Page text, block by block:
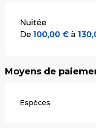
Tarifs 2026
Nuitée
De 100,00 € à
Moyens de
Espèces